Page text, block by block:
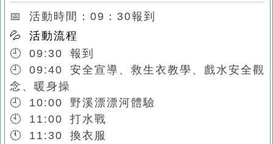
📅 活動時間：09：30報到
💦 活動流程
🕘 09:30 報到
🕘 09:40 安全宣導、救生衣教學、戲水安全觀
念、暖身操
🕘 10:00 野溪漂漂河體驗
🕙 11:00 打水戰
🕚 11:30 換衣服